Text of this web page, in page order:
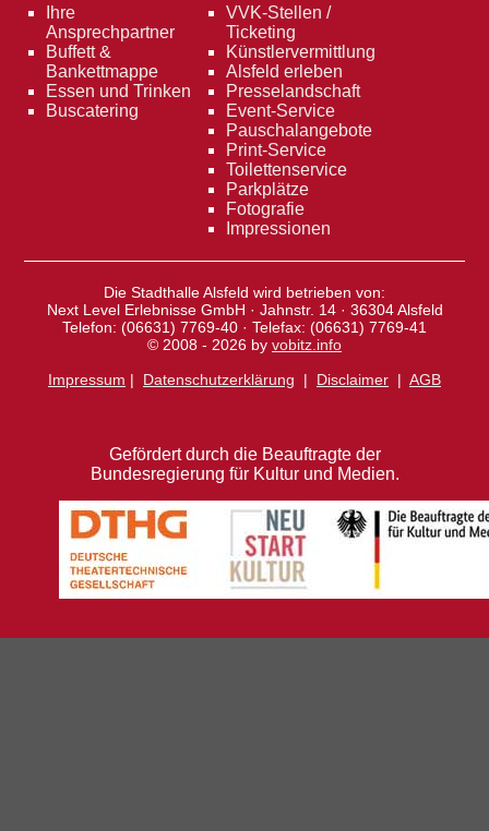
Ihre
Ansprechpartner
Buffett &
Bankettmappe
Essen und Trinken
Buscatering
VVK-Stellen /
Ticketing
Künstlervermittlung
Alsfeld erleben
Presselandschaft
Event-Service
Pauschalangebote
Print-Service
Toilettenservice
Parkplätze
Fotografie
Impressionen
Die Stadthalle Alsfeld wird betrieben von:
Next Level Erlebnisse GmbH · Jahnstr. 14 · 36304 Alsfeld
Telefon: (06631) 7769-40 · Telefax: (06631) 7769-41
© 2008 - 2026 by vobitz.info
Impressum | Datenschutzerklärung | Disclaimer | AGB
Gefördert durch die Beauftragte der
Bundesregierung für Kultur und Medien.